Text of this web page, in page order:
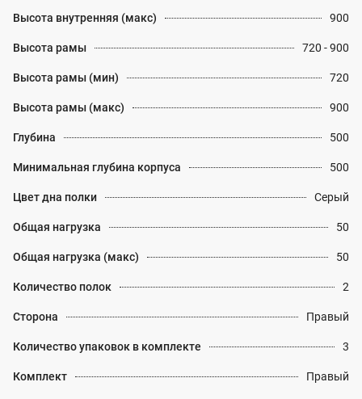
Высота внутренняя (макс) 900
Высота рамы 720 - 900
Высота рамы (мин) 720
Высота рамы (макс) 900
Глубина 500
Минимальная глубина корпуса 500
Цвет дна полки Серый
Общая нагрузка 50
Общая нагрузка (макс) 50
Количество полок 2
Сторона Правый
Количество упаковок в комплекте 3
Комплект Правый